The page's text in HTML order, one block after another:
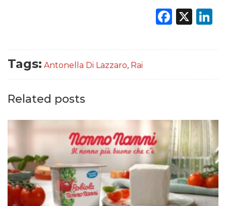
X
Tags: Antonella Di Lazzaro, Rai
Related posts